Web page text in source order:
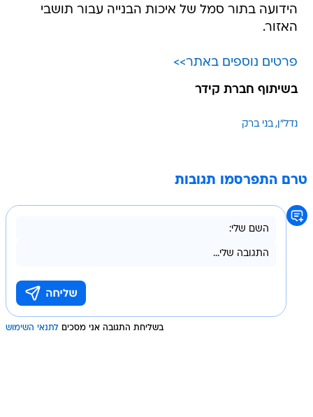
הידועה בתור סמל של איכות הבנייה עבור תושבי
האזור.
פרטים נוספים באתר>>
בשיתוף חברת קידר
נדל"ן בני ברק
טרם התפרסמו תגובות
בשליחת התגובה אני מסכים לתנאי השימוש